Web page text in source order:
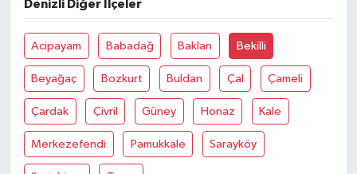
Denizli Diğer İlçeler
Acipayam Babadağ Baklan Bekilli
Beyağaç Bozkurt Buldan Çal Çameli
Çardak Çivril Güney Honaz Kale
Merkezefendi Pamukkale Sarayköy